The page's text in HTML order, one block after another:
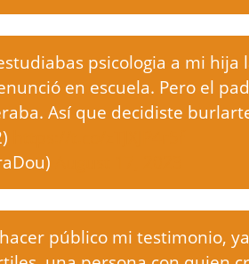
psicologia a mi hija
en escuela. Pero el
Así que decidiste
público mi testimonio,